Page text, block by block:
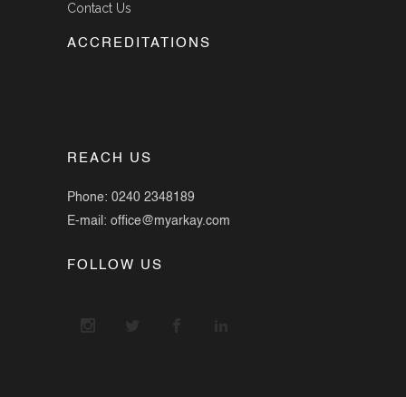
Contact Us
ACCREDITATIONS
REACH US
Phone: 0240 2348189
E-mail: office@myarkay.com
FOLLOW US